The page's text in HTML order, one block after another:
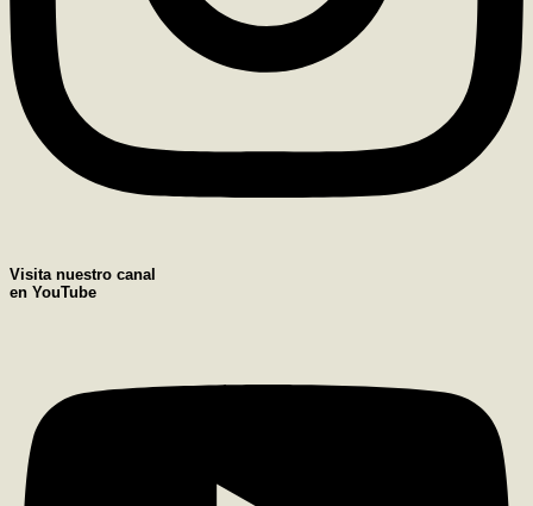
Visita nuestro canal
en YouTube